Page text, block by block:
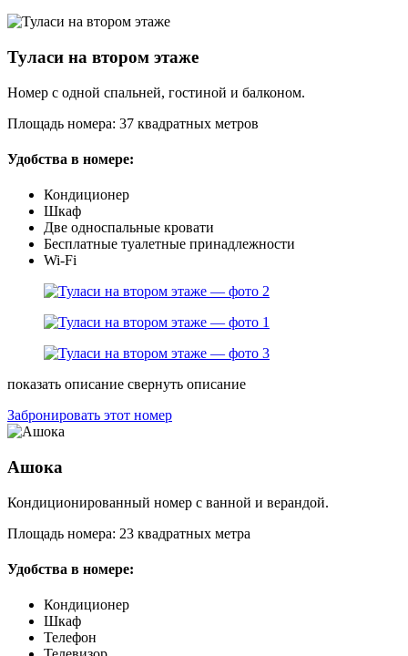
Туласи на втором этаже
Номер с одной спальней, гостиной и балконом.
Площадь номера: 37 квадратных метров
Удобства в номере:
Кондиционер
Шкаф
Две односпальные кровати
Бесплатные туалетные принадлежности
Wi-Fi
показать описание свернуть описание
Забронировать этот номер
Ашока
Кондиционированный номер с ванной и верандой.
Площадь номера: 23 квадратных метра
Удобства в номере:
Кондиционер
Шкаф
Телефон